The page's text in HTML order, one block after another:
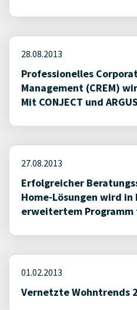
28.08.2013
Professionelles
Management (CREM)
Mit CONJECT und
27.08.2013
Erfolgreicher
Home-Lösungen wird
erweitertem
01.02.2013
Vernetzte Wohntrends